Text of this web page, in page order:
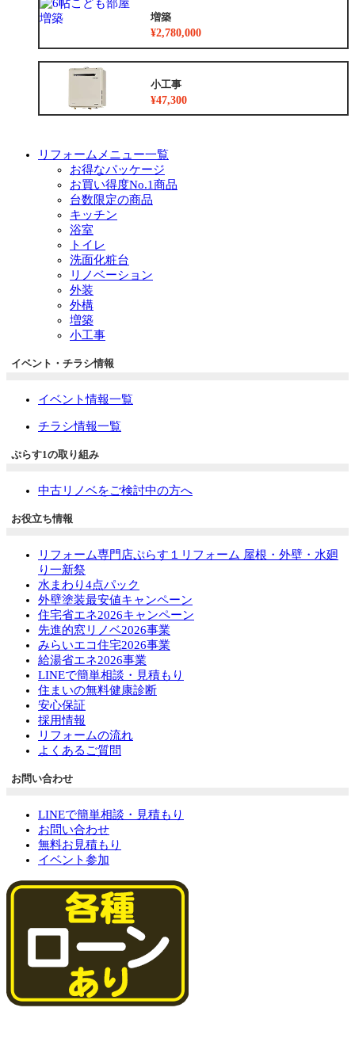
増築
¥2,780,000
小工事
¥47,300
リフォームメニュー一覧
お得なパッケージ
お買い得度No.1商品
台数限定の商品
キッチン
浴室
トイレ
洗面化粧台
リノベーション
外装
外構
増築
小工事
イベント・チラシ情報
イベント情報一覧
チラシ情報一覧
ぷらす1の取り組み
中古リノベをご検討中の方へ
お役立ち情報
リフォーム専門店ぷらす１リフォーム 屋根・外壁・水廻
り一新祭
水まわり4点パック
外壁塗装最安値キャンペーン
住宅省エネ2026キャンペーン
先進的窓リノベ2026事業
みらいエコ住宅2026事業
給湯省エネ2026事業
LINEで簡単相談・見積もり
住まいの無料健康診断
安心保証
採用情報
リフォームの流れ
よくあるご質問
お問い合わせ
LINEで簡単相談・見積もり
お問い合わせ
無料お見積もり
イベント参加